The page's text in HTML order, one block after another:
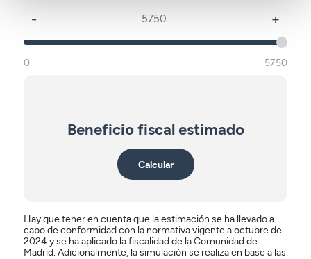
- +
0 5750
Beneficio fiscal estimado
Calcular
Hay que tener en cuenta que la estimación se ha llevado a
cabo de conformidad con la normativa vigente a octubre de
2024 y se ha aplicado la fiscalidad de la Comunidad de
Madrid. Adicionalmente, la simulación se realiza en base a las